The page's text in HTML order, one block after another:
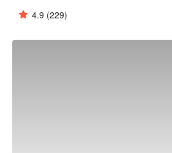
4.9 (229)